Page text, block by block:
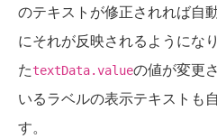
のテキストが修正されれば自
にそれが反映されるようにな
たtextData.valueの値が変更
いるラベルの表示テキストも
す。